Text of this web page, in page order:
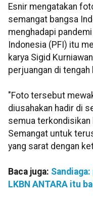
Esnir mengatakan
semangat bangsa
menghadapi
Indonesia (PFI) itu
karya Sigid
perjuangan di
"Foto tersebut
diusahakan hadir di
semua terkondisikan
Semangat untuk
yang sarat dengan
Baca juga:
LKBN ANTARA itu